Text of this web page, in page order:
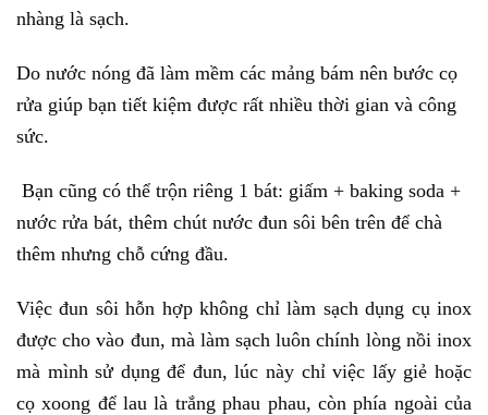
nhàng là sạch.
Do nước nóng đã làm mềm các mảng bám nên bước cọ
rửa giúp bạn tiết kiệm được rất nhiều thời gian và công
sức.
Bạn cũng có thể trộn riêng 1 bát: giấm + baking soda +
nước rửa bát, thêm chút nước đun sôi bên trên để chà
thêm nhưng chỗ cứng đầu.
Việc đun sôi hỗn hợp không chỉ làm sạch dụng cụ inox
được cho vào đun, mà làm sạch luôn chính lòng nồi inox
mà mình sử dụng để đun, lúc này chỉ việc lấy giẻ hoặc
cọ xoong để lau là trắng phau phau, còn phía ngoài của